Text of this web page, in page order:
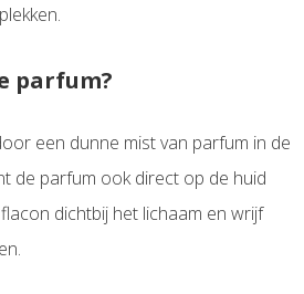
parfum?
een dunne mist van parfum in de
de parfum ook direct op de huid
dichtbij het lichaam en wrijf